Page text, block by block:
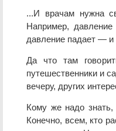
...И врачам нужна
Например, давление
давление падает — и
Да что там
путешественники и
вечеру, других
Кому же надо
Конечно, всем, кто